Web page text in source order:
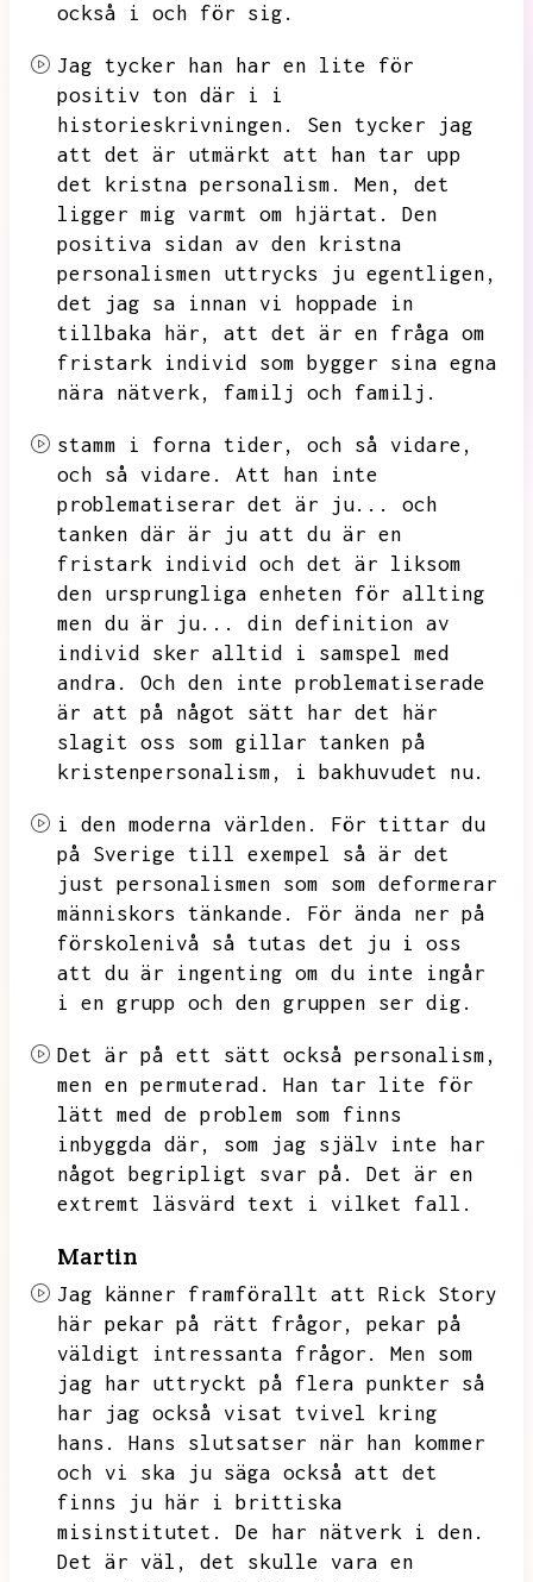
också i och för sig.
Jag tycker han har en lite för
positiv ton där i
i
historieskrivningen.
Sen tycker jag
att det är utmärkt att han tar upp
det kristna personalism.
Men,
det
ligger mig varmt om hjärtat.
Den
positiva sidan av den kristna
personalismen uttrycks ju egentligen,
det jag sa innan vi hoppade in
tillbaka här,
att det är en fråga om
fristark individ som bygger sina egna
nära nätverk,
familj och familj.
stamm i forna tider,
och så vidare,
och så vidare.
Att han inte
problematiserar det är ju...
och
tanken där är ju att du är en
fristark individ och det är liksom
den ursprungliga enheten för allting
men du är ju...
din definition av
individ sker alltid i samspel med
andra.
Och den inte problematiserade
är att på något sätt har det här
slagit oss som gillar tanken på
kristenpersonalism,
i bakhuvudet nu.
i den moderna världen.
För tittar du
på Sverige till exempel så är det
just personalismen som som deformerar
människors tänkande.
För ända ner på
förskolenivå så tutas det ju i oss
att du är ingenting om du inte ingår
i en grupp och den gruppen ser dig.
Det är på ett sätt också personalism,
men en permuterad.
Han tar lite för
lätt med de problem som finns
inbyggda där,
som jag själv inte har
något begripligt svar på.
Det är en
extremt läsvärd text i vilket fall.
Martin
Jag känner framförallt att Rick Story
här pekar på rätt frågor,
pekar på
väldigt intressanta frågor.
Men som
jag har uttryckt på flera punkter så
har jag också visat tvivel kring
hans.
Hans slutsatser när han kommer
och vi ska ju säga också att det
finns ju här i brittiska
misinstitutet.
De har nätverk i den.
Det är väl,
det skulle vara en